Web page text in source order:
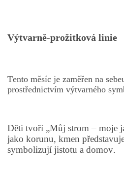
BÁSNĚ K TÉMATU JARO
PÍSNĚ K TÉMATU LÉTO
BÁSNĚ K TÉMATU LÉTO
POHYBOVÉ AKTIVITY NA TÉMA
Výtvarně-prožitková linie
Tento měsíc je zaměřen na
prostřednictvím výtvarného
Děti tvoří „Můj strom – moje
jako korunu, kmen
symbolizují jistotu a domov.